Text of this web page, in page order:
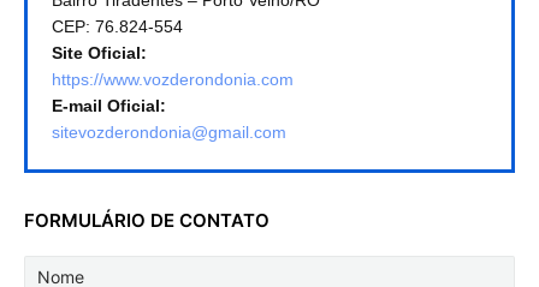
CEP: 76.824-554
Site Oficial:
https://www.vozderondonia.com
E-mail Oficial:
sitevozderondonia@gmail.com
FORMULÁRIO DE CONTATO